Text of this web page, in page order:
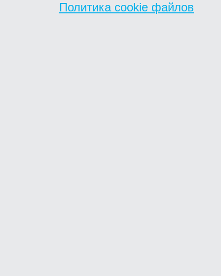
Политика cookie файлов